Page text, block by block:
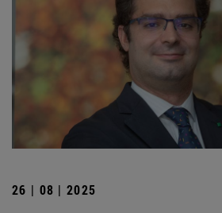
26 | 08 | 2025